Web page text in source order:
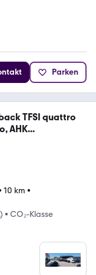
Parken
TFSI quattro
AHK...
10 km •
• CO₂-Klasse